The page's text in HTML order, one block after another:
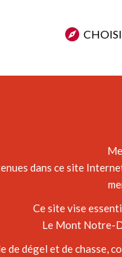
terrains privés pour le
dans ce site
Ce site vise
Le Mont Notre-
de dégel et de chasse,